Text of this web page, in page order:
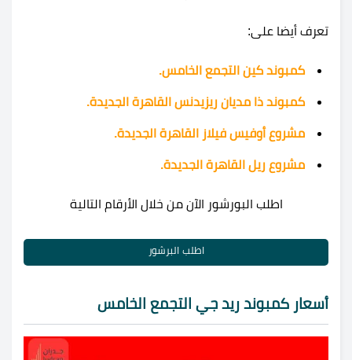
تعرف أيضا على:
كمبوند كين التجمع الخامس.
كمبوند ذا مديان ريزيدنس القاهرة الجديدة.
مشروع أوفيس فيلاز القاهرة الجديدة.
مشروع ريل القاهرة الجديدة.
اطلب البورشور الآن من خلال الأرقام التالية
اطلب البرشور
أسعار كمبوند ريد جي التجمع الخامس